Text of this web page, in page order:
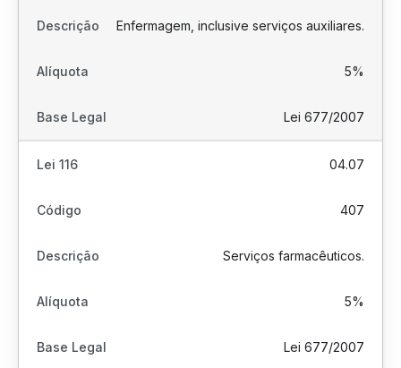
Enfermagem, inclusive serviços auxiliares.
5%
Lei 677/2007
04.07
407
Serviços farmacêuticos.
5%
Lei 677/2007